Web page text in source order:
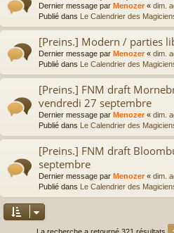
Dernier message par Menozer« dim.
Publié dans Le Calendrier des
[Preins.] Modern / parties
Dernier message par Menozer« dim.
Publié dans Le Calendrier des
[Preins.] FNM draft
vendredi 27 septembre
Dernier message par Menozer« dim.
Publié dans Le Calendrier des
[Preins.] FNM draft
septembre
Dernier message par Menozer« dim.
Publié dans Le Calendrier des